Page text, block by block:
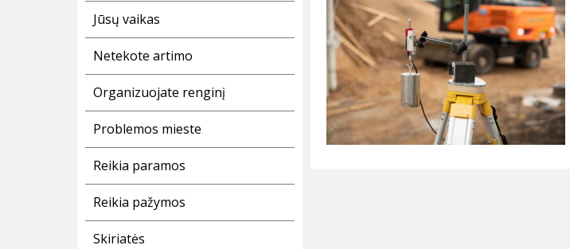
Jūsų vaikas
Netekote artimo
Organizuojate renginį
Problemos mieste
Reikia paramos
Reikia pažymos
Skiriatės